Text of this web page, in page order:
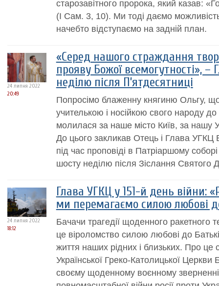
старозавітного пророка, який казав:
(І Сам. 3, 10). Ми тоді даємо
начебто відступаємо на задній план.
24 липня 2022
20:49
«Серед нашого страждання
прояву Божої всемогутності», –
неділю після П’ятдесятниці
Попросімо блаженну княгиню Ольгу,
учителькою і носійкою свого народу до
молилася за наше місто Київ, за нашу
До цього закликав Отець і Глава
під час проповіді в Патріаршому
шосту неділю після Зіслання Святого
24 липня 2022
18:12
Глава УГКЦ у 151-й день війни:
ми перемагаємо силою любові
Бачачи трагедії щоденного ракетного
це віроломство силою любові до
життя наших рідних і близьких. Про це
Української Греко-Католицької
своєму щоденному воєнному